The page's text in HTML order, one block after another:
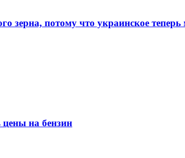
зерна, потому что украинское
на бензин